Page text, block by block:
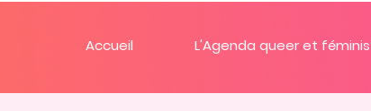
Accueil L'Agenda queer et